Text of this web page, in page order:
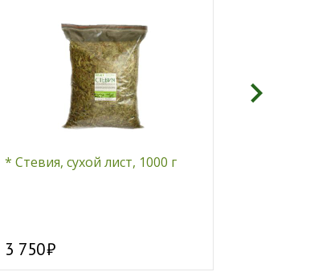
* Стевия, сухой лист, 1000 г
3 750